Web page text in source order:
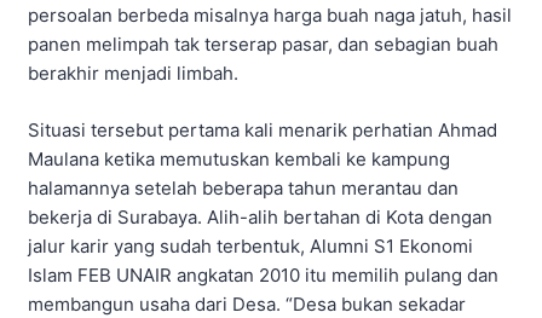
persoalan berbeda misalnya harga buah naga jatuh, hasil
panen melimpah tak terserap pasar, dan sebagian buah
berakhir menjadi limbah.
Situasi tersebut pertama kali menarik perhatian Ahmad
Maulana ketika memutuskan kembali ke kampung
halamannya setelah beberapa tahun merantau dan
bekerja di Surabaya. Alih-alih bertahan di Kota dengan
jalur karir yang sudah terbentuk, Alumni S1 Ekonomi
Islam FEB UNAIR angkatan 2010 itu memilih pulang dan
membangun usaha dari Desa. “Desa bukan sekadar